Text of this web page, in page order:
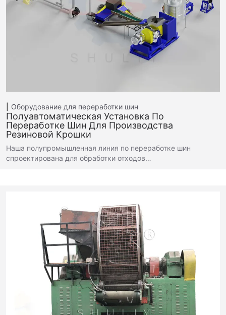
Оборудование для переработки шин
Полуавтоматическая Установка По
Переработке Шин Для Производства
Резиновой Крошки
Наша полупромышленная линия по переработке шин
спроектирована для обработки отходов…